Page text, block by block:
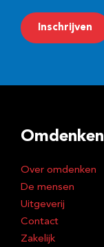
m
a
r
s
Inschrijven
Omdenken
Over omdenken
De mensen
Uitgeverij
Contact
Zakelijk